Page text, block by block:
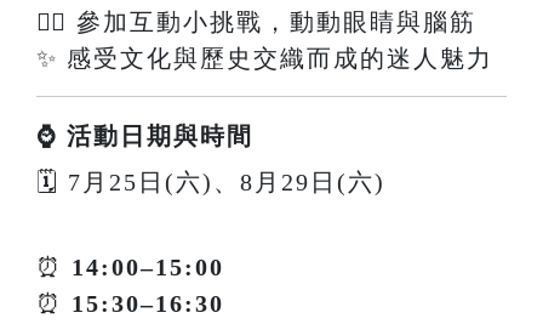
🕵️‍♀️ 參加互動小挑戰，動動眼睛與腦筋
✨ 感受文化與歷史交織而成的迷人魅力
⌚ 活動日期與時間
🗓 7月25日(六)、8月29日(六)
⏰ 14:00–15:00
⏰ 15:30–16:30